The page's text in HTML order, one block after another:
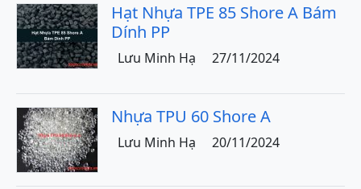
Hạt Nhựa TPE 85 Shore A Bám
Dính PP
Lưu Minh Hạ 27/11/2024
Nhựa TPU 60 Shore A
Lưu Minh Hạ 20/11/2024